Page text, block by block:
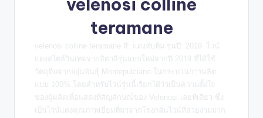
velenosi colline
teramane
velenosi colline teramane สี: แดงทับทิม รุ่นปี: 2019
ไวน์
แดงสไตล์วินเทจจากอิตาลีรุ่นแบบใหม่จากปี 2019 ที่ได้ใช้
วัตถุดิบจากองุ่นพันธุ์ Montepulciano ในกระบวนการผลิต
แบบ 100% โดยสำหรับไวน์รุ่นนี้เรียกได้ว่าเป็นความตั้งใจ
ของผู้ผลิตเพื่อแสดงที่สัญลักษณ์ของ Velenosi เลยทีเดียว ซึ่ง
เป็นไวน์แดงคุณภาพเยี่ยมที่มาจากโรงกลั่นไวน์ที่สวยงามมาก